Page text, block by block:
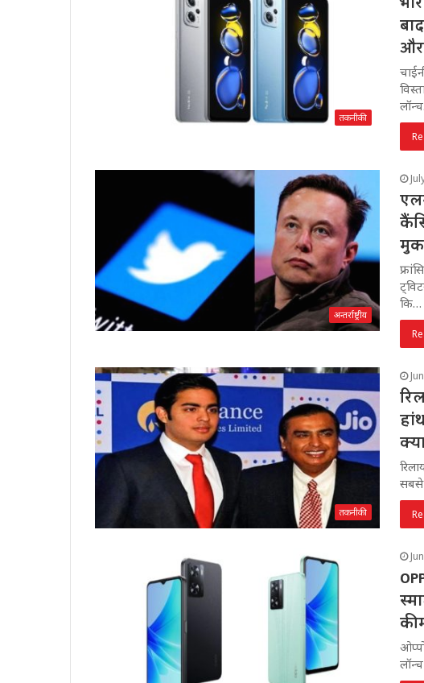
तकनीकी
और
अन्तर्राष्ट्रीय
कि…
तकनीकी
सबसे